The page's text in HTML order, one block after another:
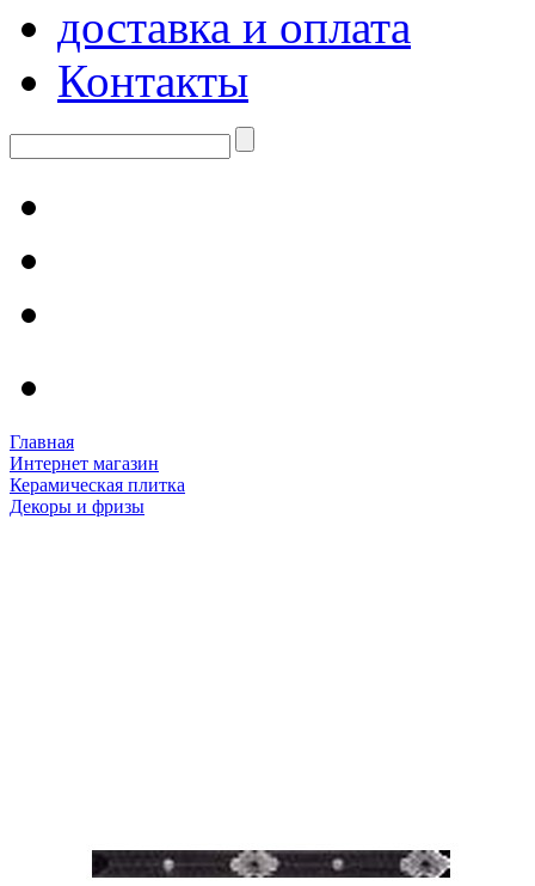
доставка и оплата
Контакты
Главная
Интернет магазин
Керамическая плитка
Декоры и фризы